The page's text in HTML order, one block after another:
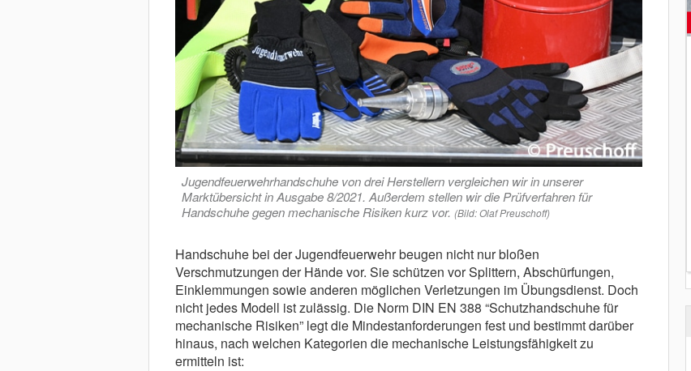
Jugendfeuerwehrhandschuhe von drei Herstellern vergleichen wir in unserer
Marktübersicht in Ausgabe 8/2021. Außerdem stellen wir die Prüfverfahren für
Handschuhe gegen mechanische Risiken kurz vor. (Bild: Olaf Preuschoff)
Handschuhe bei der Jugendfeuerwehr beugen nicht nur bloßen
Verschmutzungen der Hände vor. Sie schützen vor Splittern, Abschürfungen,
Einklemmungen sowie anderen möglichen Verletzungen im Übungsdienst. Doch
nicht jedes Modell ist zulässig. Die Norm DIN EN 388 “Schutzhandschuhe für
mechanische Risiken” legt die Mindestanforderungen fest und bestimmt darüber
hinaus, nach welchen Kategorien die mechanische Leistungsfähigkeit zu
ermitteln ist: